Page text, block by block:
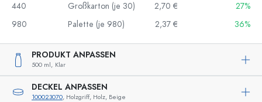
440
Großkarton (je 30) 2,70 €
27%
980
Palette (je 980) 2,37 € 36%
PRODUKT ANPASSEN
500 ml, Klar
DECKEL ANPASSEN
100023070, Holzgriff, Holz, Beige